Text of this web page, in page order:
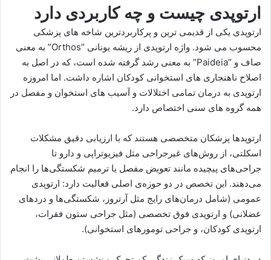
ارتوپدی چیست و چه کاربردی دارد
ارتوپدی یکی از قدیمی ترین و پرکاربردترین شاخه های پزشکی
محسوب می شود. واژه ارتوپدی از ریشه یونانی “Orthos” به معنی
صاف و “Paideia” به معنی رشد گرفته شده است، که در اصل به
اصلاح ناهنجاری های استخوانی کودکان اشاره داشت. اما امروزه
ارتوپدی به درمان تمامی اختلالات و آسیب های استخوان و مفصل در
همه گروه های سنی اختصاص دارد.
ارتوپد‌ها پزشکان متخصصی هستند که با ارزیابی دقیق مشکلات
اسکلتی، از روش‌های غیرجراحی مثل فیزیوتراپی و دارو تا
جراحی‌های پیچیده مانند تعویض مفصل یا ترمیم شکستگی‌ها را انجام
می‌دهند. این تخصص در دو حوزه‌ی اصلی فعالیت دارد: ارتوپدی
عمومی (شامل درمان‌های رایج مثل آرتروز، شکستگی‌ها و دردهای
عضلانی) و ارتوپدی فوق تخصصی (مثل جراحی ستون فقرات،
ارتوپدی کودکان، و جراحی تومورهای استخوانی).